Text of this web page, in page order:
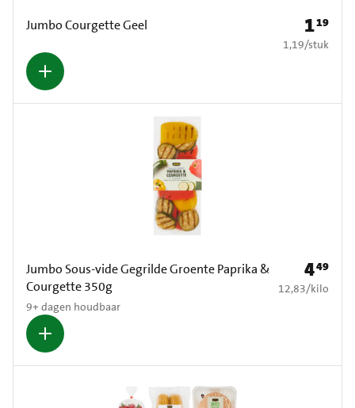
Jumbo Courgette Geel Prijs: €
119
€ 1,19 per stuk
1,19/stuk
Jumbo Sous-vide Gegrilde Groente Paprika &
Courgette 350g
9+ dagen houdbaar
Prijs: €
449
€ 12,83 per kilo
12,83/kilo